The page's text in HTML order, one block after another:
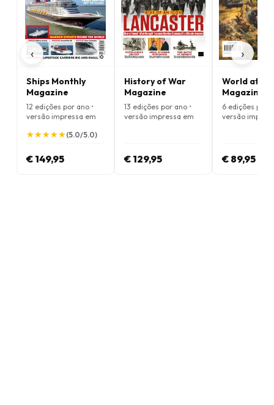
‹
Ships Monthly
Magazine
12 edições por ano •
versão impressa em
★
★★
★★
★★
★★
★(5.0/5.0)
€ 149,95
History of War
Magazine
13 edições por ano •
versão impressa em
€ 129,95
World at
Magazine
6 edições por
versão
€ 89,95
›